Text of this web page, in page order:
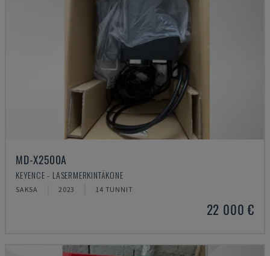
MD-X2500A
KEYENCE - LASERMERKINTÄKONE
SAKSA 2023 14 TUNNIT
22 000 €